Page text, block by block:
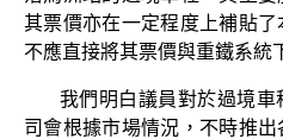
其票價亦在一定程度上補貼
不應直接將其票價與重鐵系統
我們明白議員對於過境
司會根據市場情況，不時推